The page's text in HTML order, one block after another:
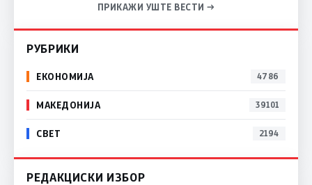
ПРИКАЖИ УШТЕ ВЕСТИ →
РУБРИКИ
ЕКОНОМИЈА 4786
МАКЕДОНИЈА 39101
СВЕТ 2194
РЕДАКЦИСКИ ИЗБОР